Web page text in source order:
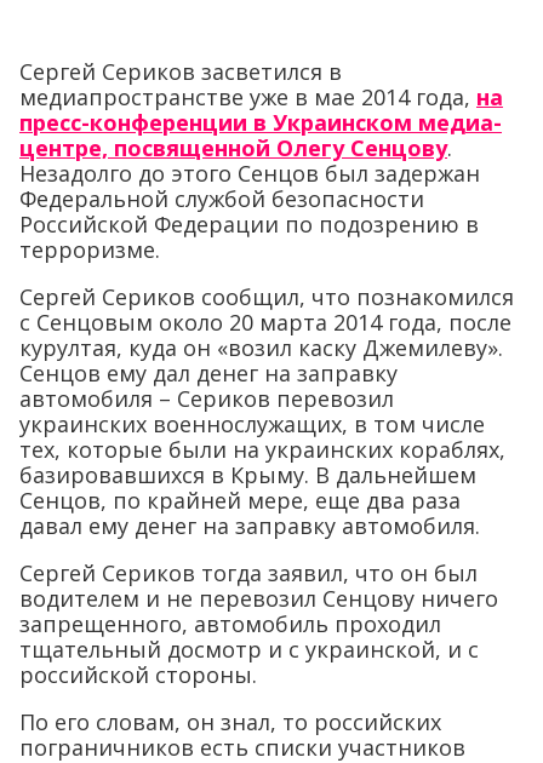
Сергей Сериков засветился в
медиапространстве уже в мае 2014 года, на
пресс-конференции в Украинском медиа-
центре, посвященной Олегу Сенцову.
Незадолго до этого Сенцов был задержан
Федеральной службой безопасности
Российской Федерации по подозрению в
терроризме.
Сергей Сериков сообщил, что познакомился
с Сенцовым около 20 марта 2014 года, после
курултая, куда он «возил каску Джемилеву».
Сенцов ему дал денег на заправку
автомобиля – Сериков перевозил
украинских военнослужащих, в том числе
тех, которые были на украинских кораблях,
базировавшихся в Крыму. В дальнейшем
Сенцов, по крайней мере, еще два раза
давал ему денег на заправку автомобиля.
Сергей Сериков тогда заявил, что он был
водителем и не перевозил Сенцову ничего
запрещенного, автомобиль проходил
тщательный досмотр и с украинской, и с
российской стороны.
По его словам, он знал, то российских
пограничников есть списки участников